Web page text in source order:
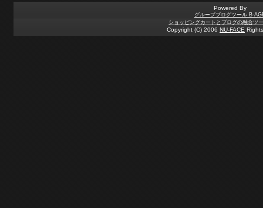
Powered By
グループブログツール B-
ショッピングカートとブログの融合ツ
Copyright (C) 2006 NU-FACE